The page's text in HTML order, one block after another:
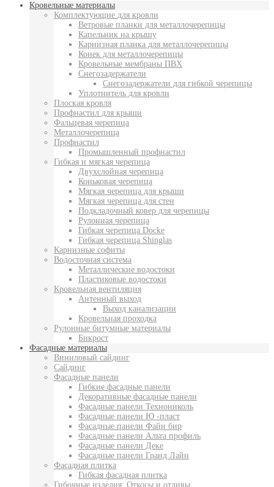
Кровельные материалы
Комплектующие для кровли
Ветровые планки для металлочерепицы
Капельник на крышу
Карнизная планка для металлочерепицы
Конек для металлочерепицы
Кровельные мембраны ПВХ
Снегозадержатели
Снегозадержатели для гибкой черепицы
Уплотнитель для кровли
Плоская кровля
Профнастил для крыши
Фальцевая черепица
Металлочерепица
Профнастил
Промышленный профнастил
Гибкая и мягкая черепица
Двухслойная черепица
Коньковая черепица
Мягкая черепица для крыши
Мягкая черепица для стен
Подкладочный ковер для черепицы
Рулонная черепица
Гибкая черепица Docke
Гибкая черепица Shinglas
Карнизные софиты
Водосточная система
Металлические водостоки
Пластиковые водостоки
Кровельная вентиляция
Антенный выход
Выход канализации
Кровельная проходка
Рулонные битумные материалы
Бикрост
Фасадные материалы
Виниловый сайдинг
Сайдинг
Фасадные панели
Гибкие фасадные панели
Декоративные фасадные панели
Фасадные панели Технониколь
Фасадные панели Ю -пласт
Фасадные панели Файн бир
Фасадные панели Альта профиль
Фасадные панели Деке
Фасадные панели Гранд Лайн
Фасадная плитка
Гибкая фасадная плитка
Гибочные изделия: Откосы и отливы